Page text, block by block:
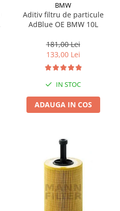
BMW
Aditiv filtru de particule
AdBlue OE BMW 10L
181,00 Lei
133,00 Lei
IN STOC
ADAUGA IN COS